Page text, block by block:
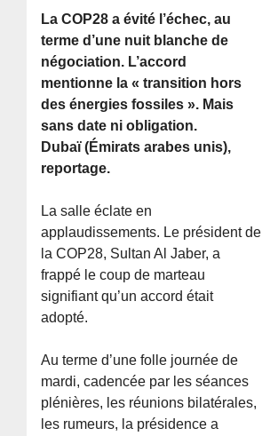
La COP28 a évité l’échec, au
terme d’une nuit blanche de
négociation. L’accord
mentionne la « transition hors
des énergies fossiles ». Mais
sans date ni obligation.
Dubaï (Émirats arabes unis),
reportage.
La salle éclate en
applaudissements. Le président de
la COP28, Sultan Al Jaber, a
frappé le coup de marteau
signifiant qu’un accord était
adopté.
Au terme d’une folle journée de
mardi, cadencée par les séances
plénières, les réunions bilatérales,
les rumeurs, la présidence a